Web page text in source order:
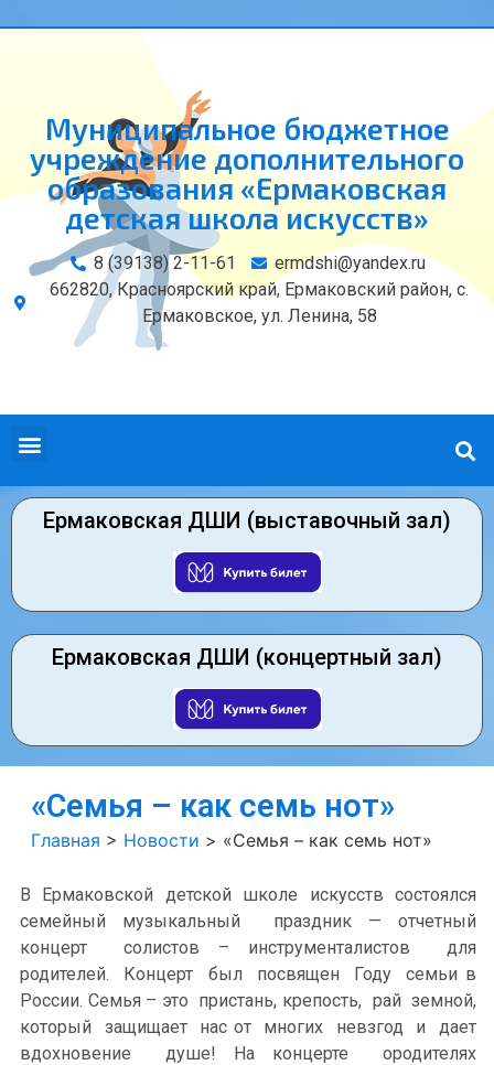
Муниципальное бюджетное
учреждение дополнительного
образования «Ермаковская
детская школа искусств»
8 (39138) 2-11-61
ermdshi@yandex.ru
662820, Красноярский край, Ермаковский район, с.
Ермаковское, ул. Ленина, 58
Ермаковская ДШИ (выставочный зал)
Ермаковская ДШИ (концертный зал)
«Семья – как семь нот»
Главная > Новости > «Семья – как семь нот»
В Ермаковской детской школе искусств состоялся
семейный музыкальный праздник — отчетный
концерт солистов – инструменталистов для
родителей. Концерт был посвящен Году семьи в
России. Семья – это пристань, крепость, рай земной,
который защищает нас от многих невзгод и дает
вдохновение душе! На концерте ородителях